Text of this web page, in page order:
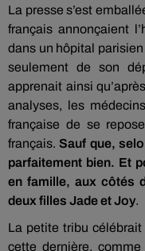
La presse s’est
français annonçaient
dans un hôpital
seulement de son
apprenait ainsi
analyses, les
française de se
français.Sauf que,
parfaitement bien. Et
en famille, aux côtés
deux filles Jade et Joy.
La petite tribu
cette dernière,